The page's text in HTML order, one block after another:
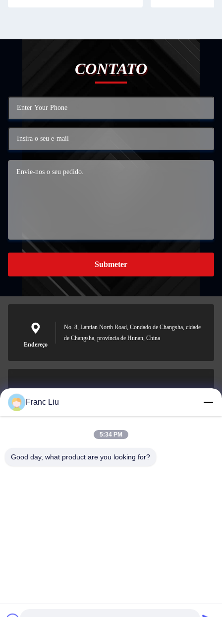
CONTATO
Submeter
Endereço
No. 8, Lantian North Road, Condado de Changsha, cidade
de Changsha, província de Hunan, China
0086-15367845621
Franc Liu
5:34 PM
Good day, what product are you looking for?